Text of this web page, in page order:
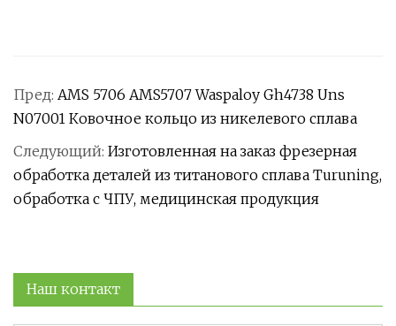
Пред: AMS 5706 AMS5707 Waspaloy Gh4738 Uns
N07001 Ковочное кольцо из никелевого сплава
Следующий: Изготовленная на заказ фрезерная
обработка деталей из титанового сплава Turuning,
обработка с ЧПУ, медицинская продукция
Наш контакт